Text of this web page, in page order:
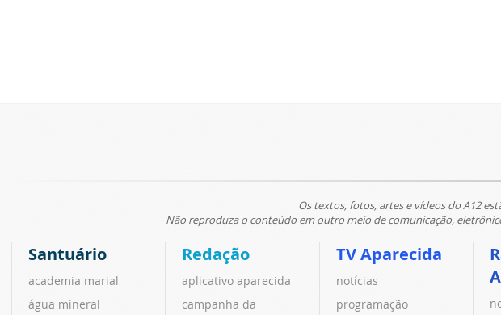
Os textos, fotos, artes e vídeos do A12
Não reproduza o conteúdo em outro meio de comunicação,
Santuário
academia marial
água mineral
Redação
aplicativo aparecida
campanha da
TV Aparecida
notícias
programação